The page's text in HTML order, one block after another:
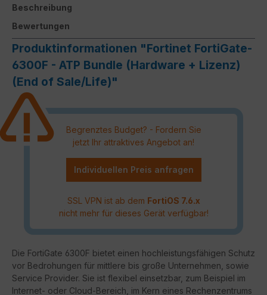
Beschreibung
Bewertungen
Produktinformationen "Fortinet FortiGate-
6300F - ATP Bundle (Hardware + Lizenz)
(End of Sale/Life)"
Begrenztes Budget? - Fordern Sie
jetzt Ihr attraktives Angebot an!
Individuellen Preis anfragen
SSL VPN ist ab dem FortiOS 7.6.x
nicht mehr für dieses Gerät verfügbar!
Die FortiGate 6300F bietet einen hochleistungsfähigen Schutz
vor Bedrohungen für mittlere bis große Unternehmen, sowie
Service Provider. Sie ist flexibel einsetzbar, zum Beispiel im
Internet- oder Cloud-Bereich, im Kern eines Rechenzentrums